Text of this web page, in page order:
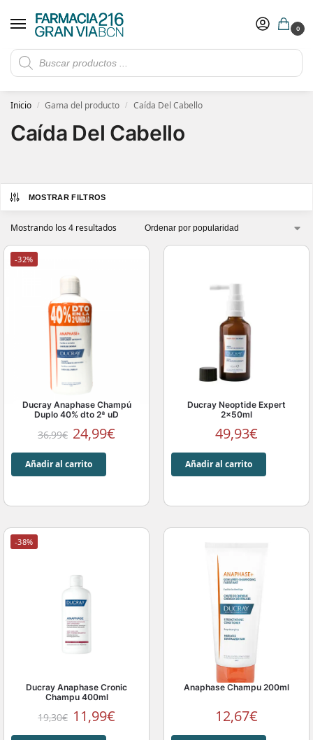
0
Rebajas de verano hasta -30%
​ 5€ de descuento con el cupón 5GRANVIA (compras superiores a 150€)
Inicio / Gama del producto / Caída Del Cabello
Caída Del Cabello
MOSTRAR FILTROS
Mostrando los 4 resultados
-32%
Ducray Anaphase Champú
Duplo 40% dto 2ª uD
36,99€ 24,99€
Añadir al carrito
Ducray Neoptide Expert
2x50ml
49,93€
Añadir al carrito
-38%
Ducray Anaphase Cronic
Champu 400ml
19,30€ 11,99€
Anaphase Champu 200ml
12,67€